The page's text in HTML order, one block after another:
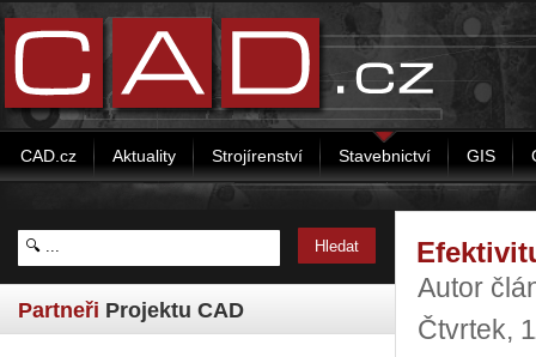
CAD.cz Aktuality Strojírenství Stavebnictví GIS
Partneři Projektu CAD
Autor
Čtvrtek,